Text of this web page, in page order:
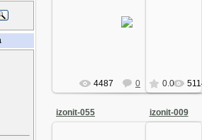
4487 0 0.0
izonit-055 izonit-009